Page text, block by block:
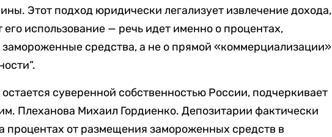
Этот подход юридически легализует извлечение дохода,
его использование — речь идет именно о процентах,
средства, а не о прямой «коммерциализации»
суверенной собственностью России, подчеркивает
Плеханова Михаил Гордиенко. Депозитарии фактически
процентах от размещения замороженных средств в